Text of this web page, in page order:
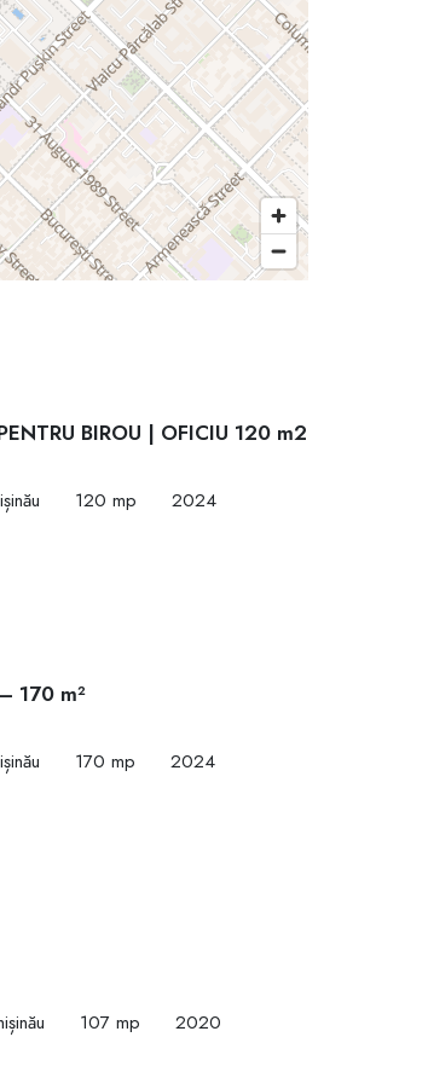
BIROU | OFICIU 120 m2
120 mp 2024
170 m²
170 mp 2024
107 mp 2020